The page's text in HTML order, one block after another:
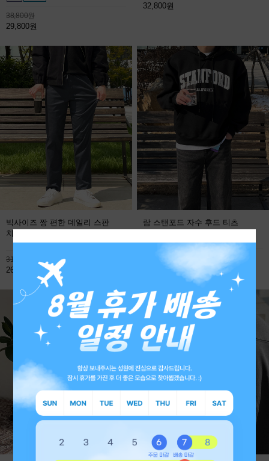
38,800원
29,800원
32,800원
빅사이즈 짱 편한 데일리 스판
치노팬츠
31,900원
26,800원
람 스탠포드 자수 후드 티츠
59,800원